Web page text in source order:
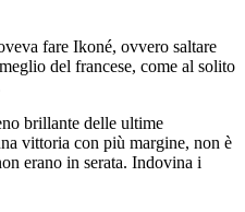
fare Ikoné, ovvero saltare
del francese, come al solito
brillante delle ultime
vittoria con più margine, non è
erano in serata. Indovina i